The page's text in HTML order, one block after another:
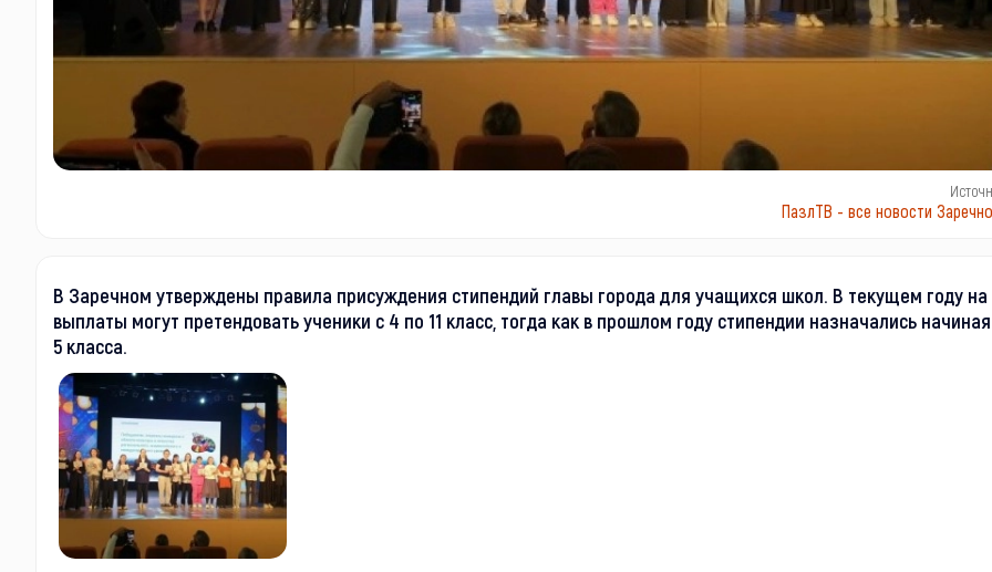
ПазлТВ - все новости
В Заречном утверждены правила присуждения стипендий главы города для учащихся школ. В текущем году на
выплаты могут претендовать ученики с 4 по 11 класс, тогда как в прошлом году стипендии назначались
5 класса.